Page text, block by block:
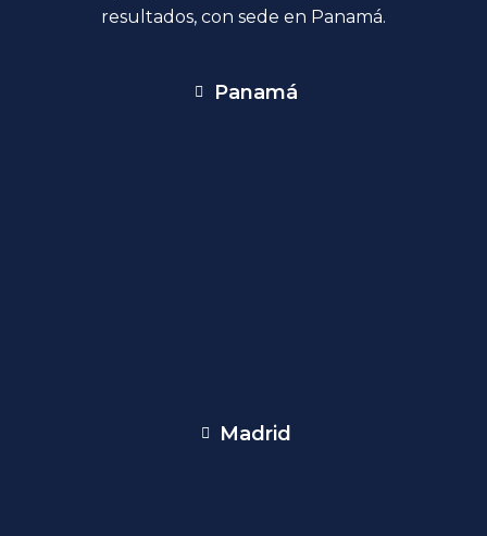
resultados, con sede en Panamá.
Panamá
Madrid